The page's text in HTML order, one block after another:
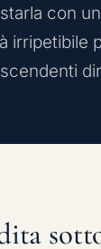
con
irripetibile